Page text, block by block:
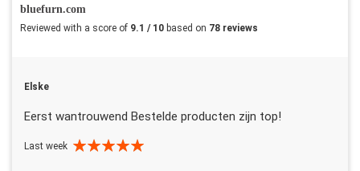
bluefurn.com
Reviewed with a score of 9.1 / 10 based on 78 reviews
Elske
Eerst wantrouwend Bestelde producten zijn top!
Last week